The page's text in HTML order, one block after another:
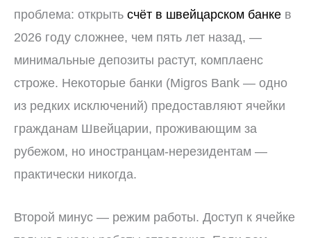
проблема: открыть счёт в швейцарском банке в
2026 году сложнее, чем пять лет назад, —
минимальные депозиты растут, комплаенс
строже. Некоторые банки (Migros Bank — одно
из редких исключений) предоставляют ячейки
гражданам Швейцарии, проживающим за
рубежом, но иностранцам-нерезидентам —
практически никогда.
Второй минус — режим работы. Доступ к ячейке